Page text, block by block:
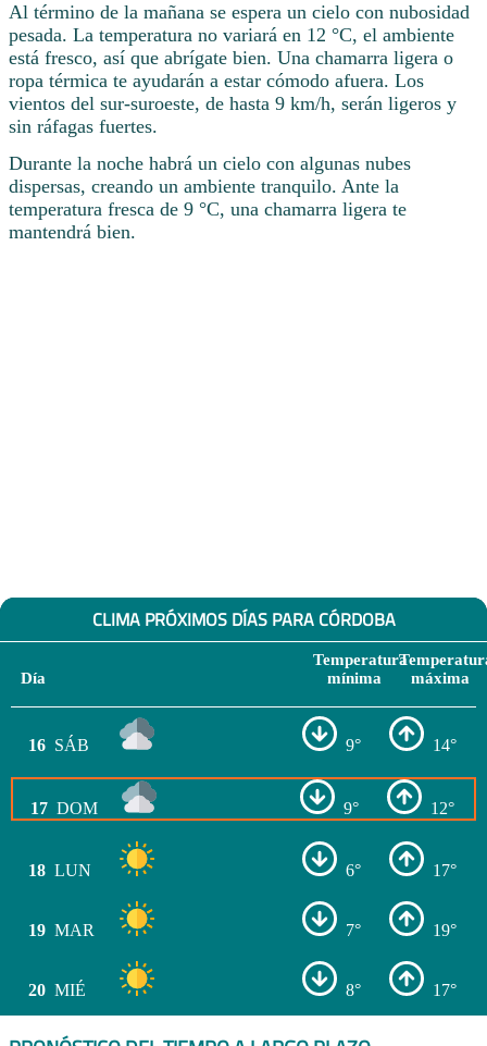
Al término de la mañana se espera un cielo con nubosidad
pesada. La temperatura no variará en 12 °C, el ambiente
está fresco, así que abrígate bien. Una chamarra ligera o
ropa térmica te ayudarán a estar cómodo afuera. Los
vientos del sur-suroeste, de hasta 9 km/h, serán ligeros y
sin ráfagas fuertes.
Durante la noche habrá un cielo con algunas nubes
dispersas, creando un ambiente tranquilo. Ante la
temperatura fresca de 9 °C, una chamarra ligera te
mantendrá bien.
CLIMA PRÓXIMOS DÍAS PARA CÓRDOBA
Día
Temperatura
mínima
máxima
16 SÁB 9° 14°
17 DOM 9° 12°
18 LUN 6° 17°
19 MAR 7° 19°
20 MIÉ 8° 17°